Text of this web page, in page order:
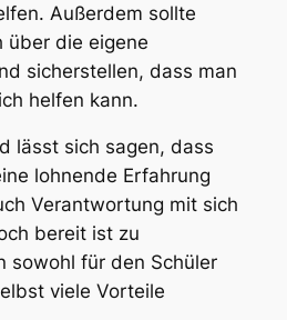
Außerdem sollte
über die eigene
sicherstellen, dass man
helfen kann.
lässt sich sagen, dass
lohnende Erfahrung
Verantwortung mit sich
bereit ist zu
sowohl für den Schüler
viele Vorteile